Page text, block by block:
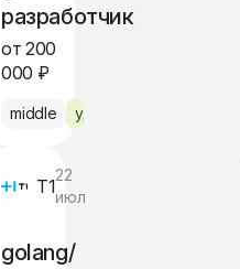
разработчик
от 200
000 ₽
middle удалённо
Т1
22
июл
golang/